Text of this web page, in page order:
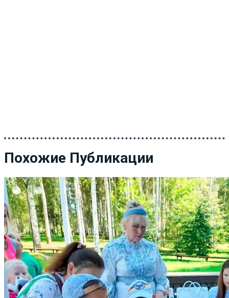
Похожие Публикации